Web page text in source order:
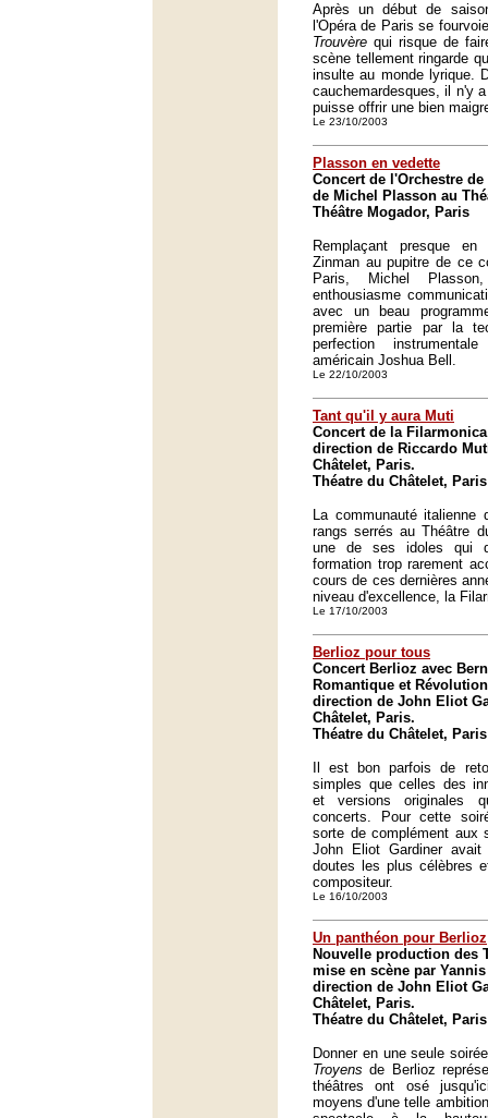
Après un début de
l'Opéra de Paris se
Trouvère qui risque de
scène tellement ringarde
insulte au monde lyrique.
cauchemardesques, il n'y
puisse offrir une bien
Le 23/10/2003
Plasson en vedette
Concert de l'Orchestre
de Michel Plasson au
Théâtre Mogador, Paris
Remplaçant presque
Zinman au pupitre de ce
Paris, Michel
enthousiasme
avec un beau
première partie par la
perfection
américain Joshua Bell.
Le 22/10/2003
Tant qu'il y aura Muti
Concert de la
direction de Riccardo
Châtelet, Paris.
Théatre du Châtelet, Paris
La communauté
rangs serrés au Théâtre
une de ses idoles qui
formation trop rarement
cours de ces dernières
niveau d'excellence, la
Le 17/10/2003
Berlioz pour tous
Concert Berlioz avec
Romantique et
direction de John Eliot
Châtelet, Paris.
Théatre du Châtelet, Paris
Il est bon parfois de
simples que celles des
et versions originales
concerts. Pour cette
sorte de complément aux
John Eliot Gardiner
doutes les plus célèbres
compositeur.
Le 16/10/2003
Un panthéon pour Berlioz
Nouvelle production des
mise en scène par
direction de John Eliot
Châtelet, Paris.
Théatre du Châtelet, Paris
Donner en une seule
Troyens de Berlioz
théâtres ont osé
moyens d'une telle